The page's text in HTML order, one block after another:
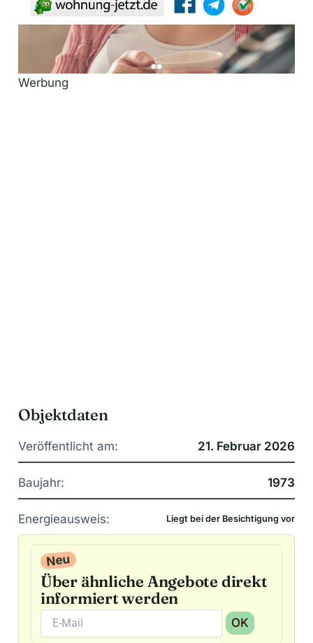
Werbung
Objektdaten
Veröffentlicht am: 21. Februar 2026
Baujahr: 1973
Energieausweis: Liegt bei der Besichtigung vor
Neu
Über ähnliche Angebote direkt
informiert werden
OK